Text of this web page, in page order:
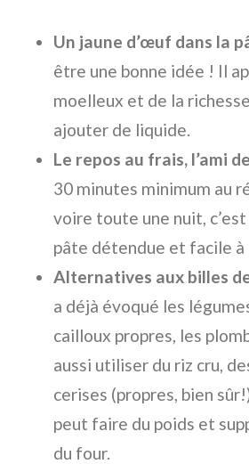
Un jaune d’œuf dans la
être une bonne idée ! Il
moelleux et de la
ajouter de liquide.
Le repos au frais, l’ami
30 minutes minimum au
voire toute une nuit,
pâte détendue et facile
Alternatives aux billes
a déjà évoqué les
cailloux propres, les
aussi utiliser du riz cru,
cerises (propres, bien
peut faire du poids et
du four.